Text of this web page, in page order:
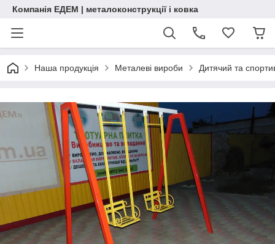
Компанія ЕДЕМ | металоконструкції і ковка
Наша продукція Металеві вироби Дитячий та